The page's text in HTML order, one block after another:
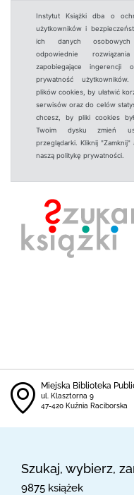
Instytut Książki dba o
użytkowników i
ich danych
odpowiednie
zapobiegające ingerencji
prywatność
plików cookies, by ułatwić
serwisów oraz do celów
chcesz, by pliki cookies
Twoim dysku zmień
przeglądarki. Kliknij "Zamknij"
naszą politykę prywatności.
Miejska Biblioteka
ul. Klasztorna 9
47-420 Kuźnia Raciborska
Szukaj, wybierz,
9875 książek